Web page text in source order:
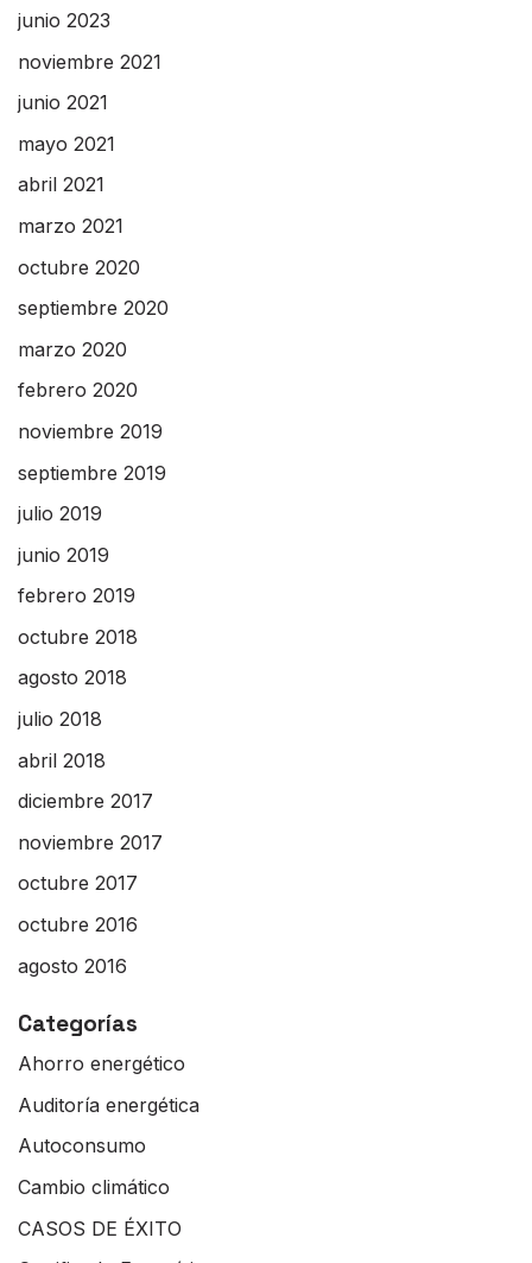
junio 2023
noviembre 2021
junio 2021
mayo 2021
abril 2021
marzo 2021
octubre 2020
septiembre 2020
marzo 2020
febrero 2020
noviembre 2019
septiembre 2019
julio 2019
junio 2019
febrero 2019
octubre 2018
agosto 2018
julio 2018
abril 2018
diciembre 2017
noviembre 2017
octubre 2017
octubre 2016
agosto 2016
Categorías
Ahorro energético
Auditoría energética
Autoconsumo
Cambio climático
CASOS DE ÉXITO